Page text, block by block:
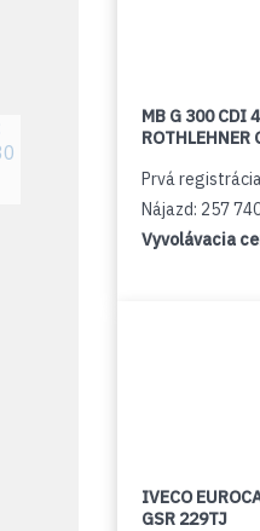
MB G 300 CDI
ROTHLEHNER
Prvá
Nájazd: 257
Vyvolávacia
IVECO
GSR 229TJ